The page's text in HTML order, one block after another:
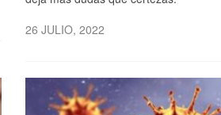
26 JULIO, 2022